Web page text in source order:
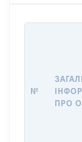
№
ПРО